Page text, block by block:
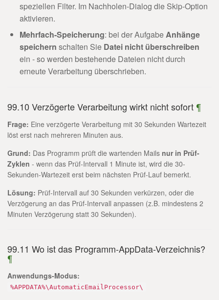
speziellen Filter. Im Nachholen-Dialog die Skip-Option
aktivieren.
Mehrfach-Speicherung: bei der AufgabeAnhänge
speichern schalten Sie Datei nicht überschreiben
ein - so werden bestehende Dateien nicht durch
erneute Verarbeitung überschrieben.
99.10 Verzögerte Verarbeitung wirkt nicht sofort ¶
Frage: Eine verzögerte Verarbeitung mit 30 Sekunden Wartezeit
löst erst nach mehreren Minuten aus.
Grund: Das Programm prüft die wartenden Mails nur in Prüf-
Zyklen - wenn das Prüf-Intervall 1 Minute ist, wird die 30-
Sekunden-Wartezeit erst beim nächsten Prüf-Lauf bemerkt.
Lösung: Prüf-Intervall auf 30 Sekunden verkürzen, oder die
Verzögerung an das Prüf-Intervall anpassen (z.B. mindestens 2
Minuten Verzögerung statt 30 Sekunden).
99.11 Wo ist das Programm-AppData-Verzeichnis?
¶
Anwendungs-Modus:
%APPDATA%\AutomaticEmailProcessor\